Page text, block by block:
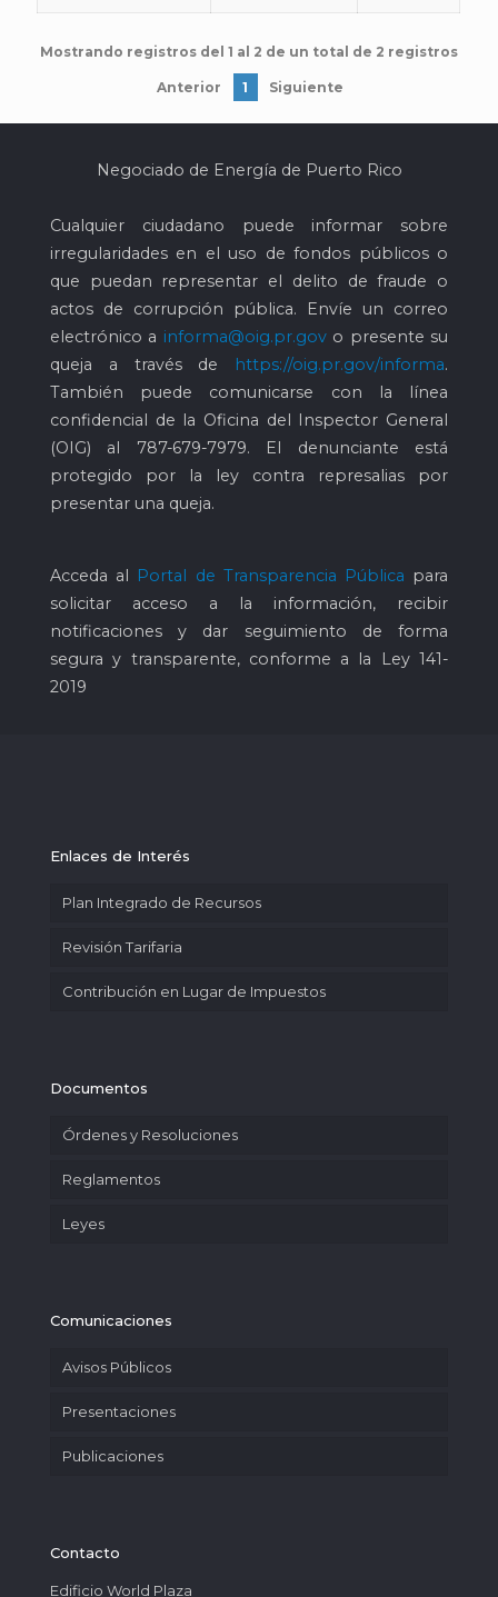
Mostrando registros del 1 al 2 de un total de 2 registros
Anterior 1 Siguiente
Negociado de Energía de Puerto Rico
Cualquier ciudadano puede informar sobre
irregularidades en el uso de fondos públicos o
que puedan representar el delito de fraude o
actos de corrupción pública. Envíe un correo
electrónico a informa@oig.pr.govo presente su
queja a través de
https://oig.pr.gov/informa.
También puede comunicarse con la línea
confidencial de la Oficina del Inspector General
(OIG) al 787-679-7979. El denunciante está
protegido por la ley contra represalias por
presentar una queja.
Acceda al Portal de Transparencia Pública para
solicitar acceso a la información, recibir
notificaciones y dar seguimiento de forma
segura y transparente, conforme a la Ley 141-
2019
Enlaces de Interés
Plan Integrado de Recursos
Revisión Tarifaria
Contribución en Lugar de Impuestos
Documentos
Órdenes y Resoluciones
Reglamentos
Leyes
Comunicaciones
Avisos Públicos
Presentaciones
Publicaciones
Contacto
Edificio World Plaza